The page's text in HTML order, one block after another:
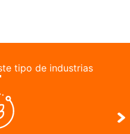
tipo de industrias